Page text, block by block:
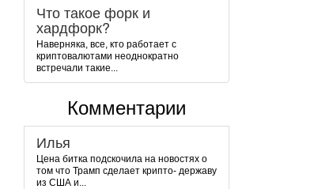
Что такое форк и
хардфорк?
Наверняка, все, кто работает с
криптовалютами неоднократно
встречали такие...
Комментарии
Илья
Цена битка подскочила на новостях о
том что Трамп сделает крипто- державу
из США и...